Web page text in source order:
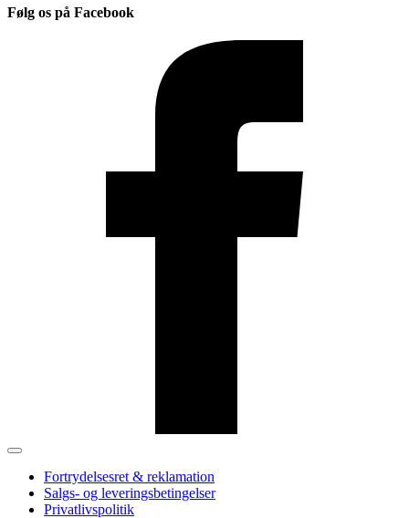
Følg os på Facebook
Fortrydelsesret & reklamation
Salgs- og leveringsbetingelser
Privatlivspolitik